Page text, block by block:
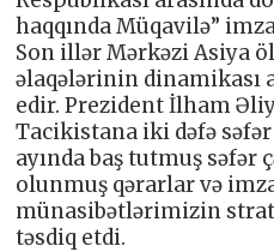
haqqında Müqavilə”
Son illər Mərkəzi Asiya
əlaqələrinin dinamikası
edir. Prezident İlham
Tacikistana iki dəfə
ayında baş tutmuş səfər
olunmuş qərarlar və
münasibətlərimizin
təsdiq etdi.